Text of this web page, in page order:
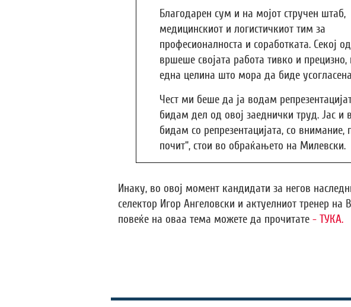
Благодарен сум и на мојот стручен штаб,
медицинскиот и логистичкиот тим за
професионалноста и соработката. Секој
вршеше својата работа тивко и
една целина што мора да биде
Чест ми беше да ја водам
бидам дел од овој заеднички труд. Јас и
бидам со репрезентацијата, со
почит“, стои во обраќањето на Милевски.
Инаку, во овој момент кандидати за негов
селектор Игор Ангеловски и актуелниот тренер на
повеќе на оваа тема можете да прочитате - ТУКА.